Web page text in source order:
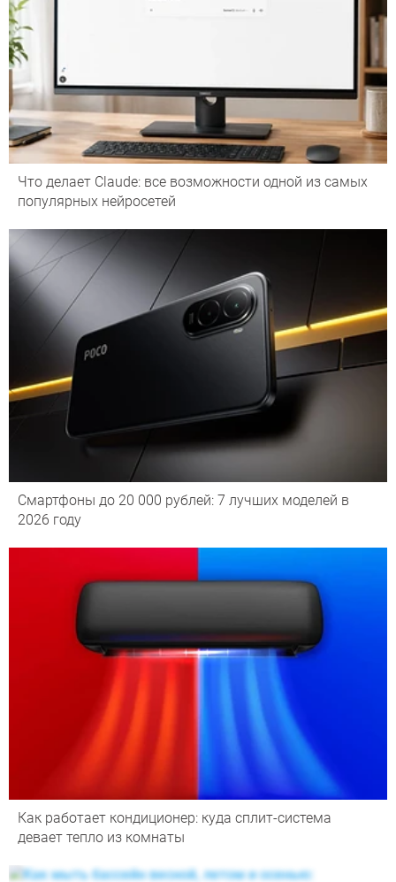
Что делает Сlaude: все возможности одной из самых
популярных нейросетей
Смартфоны до 20 000 рублей: 7 лучших моделей в
2026 году
Как работает кондиционер: куда сплит-система
девает тепло из комнаты